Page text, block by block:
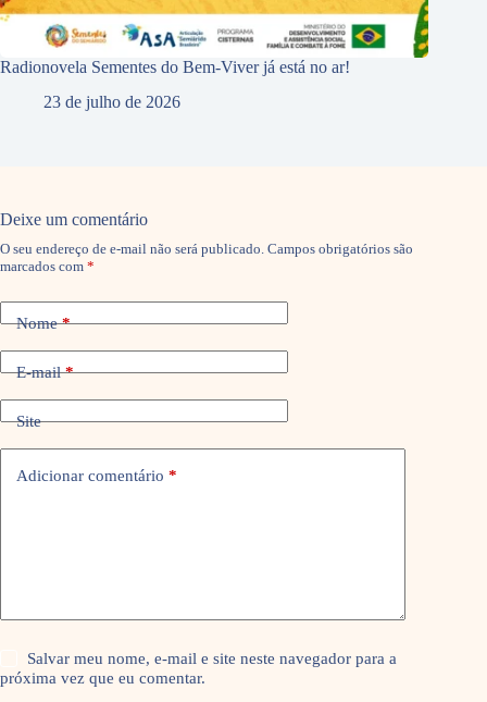
Radionovela Sementes do Bem-Viver já está no ar!
23 de julho de 2026
Deixe um comentário
O seu endereço de e-mail não será publicado. Campos obrigatórios são
marcados com *
Nome*
E-mail*
Site
Adicionar comentário *
Salvar meu nome, e-mail e site neste navegador para a
próxima vez que eu comentar.